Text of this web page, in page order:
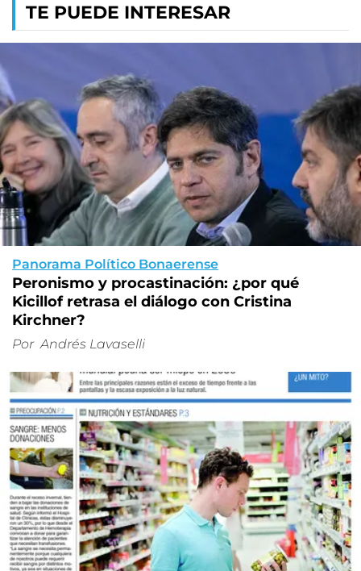
TE PUEDE INTERESAR
Panorama Político Bonaerense
Peronismo y procastinación: ¿por qué
Kicillof retrasa el diálogo con Cristina
Kirchner?
Por Andrés Lavaselli